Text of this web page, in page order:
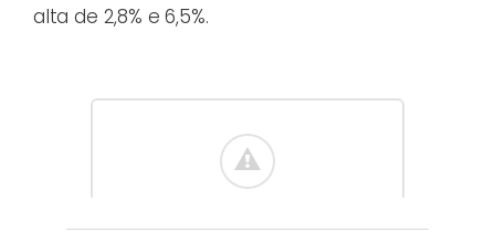
alta de 2,8% e 6,5%.